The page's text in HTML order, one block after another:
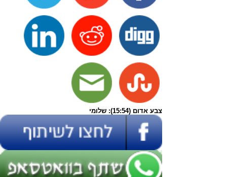
צבע אדום (15:54): שלומי